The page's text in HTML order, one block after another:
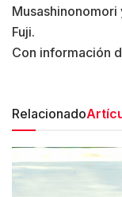
Fuji.
Con información
Relacionado